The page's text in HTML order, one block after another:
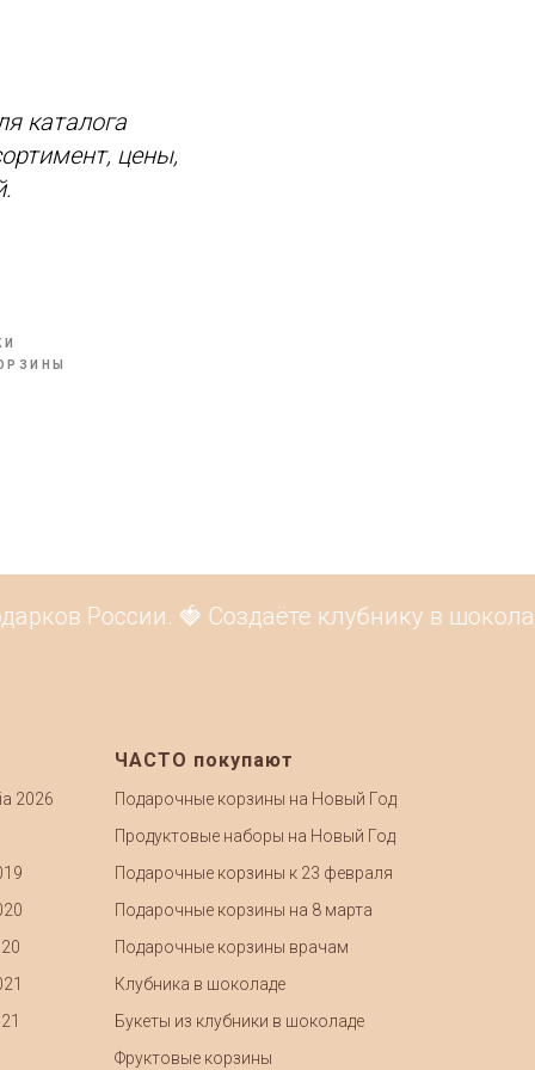
каталога
цены,
России. 🍓 Создаёте клубнику в
2026
ЧАСТО покупают
Подарочные корзины на Новый Год
Продуктовые наборы на Новый Год
Подарочные корзины к 23 февраля
Подарочные корзины на 8 марта
Подарочные корзины врачам
Клубника в шоколаде
Букеты из клубники в шоколаде
Фруктовые корзины